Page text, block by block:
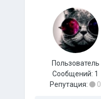
Пользователь
Сообщений: 1
Репутация:
0